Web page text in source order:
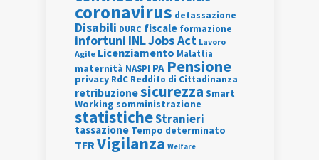
coronavirus detassazione
Disabili DURC fiscale formazione
infortuni INLJobs Act Lavoro
Agile Licenziamento Malattia
maternità NASPI PA Pensione
privacy RdC Reddito di Cittadinanza
retribuzionesicurezza Smart
Working somministrazione
statisticheStranieri
tassazione Tempo determinato
TFR Vigilanza Welfare